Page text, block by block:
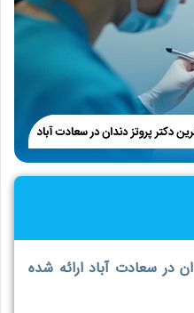
در سعادت آباد ارائه شده